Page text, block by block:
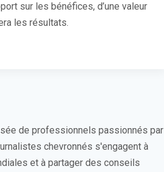
sur les bénéfices, d’une valeur
les résultats.
de professionnels passionnés par
chevronnés s'engagent à
et à partager des conseils